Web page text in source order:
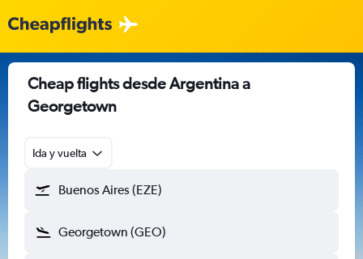
Cheap flights desde Argentina a
Georgetown
Ida y vuelta
Buenos Aires (EZE)
Georgetown (GEO)